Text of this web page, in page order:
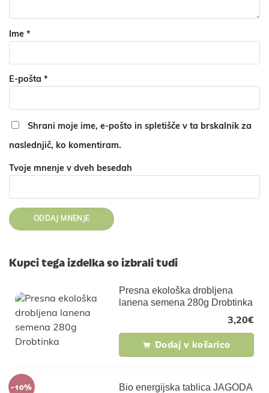
Ime *
E-pošta *
Shrani moje ime, e-pošto in spletišče v ta brskalnik za
naslednjič, ko komentiram.
Tvoje mnenje v dveh besedah
Kupci tega izdelka so izbrali tudi
Presna ekološka drobljena
lanena semena 280g Drobtinka
3,20€
Dodaj v košarico
-10%
Bio energijska tablica JAGODA